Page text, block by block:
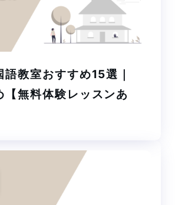
教室おすすめ15選｜
【無料体験レッスンあ